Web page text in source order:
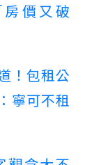
價又破
！包租公
寧可不租